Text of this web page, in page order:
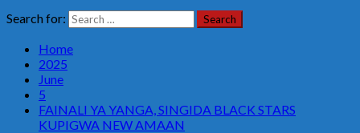
Search for:
Home
2025
June
5
FAINALI YA YANGA, SINGIDA BLACK STARS
KUPIGWA NEW AMAAN